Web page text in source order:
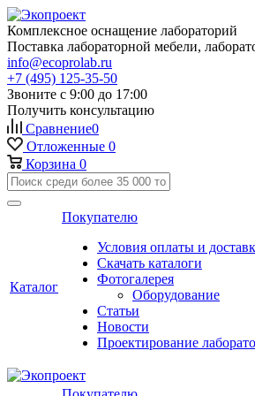
Комплексное оснащение лабораторий
Поставка лабораторной мебели,
info@ecoprolab.ru
+7 (495) 125-35-50
Звоните с 9:00 до 17:00
Получить консультацию
Сравнение0
Отложенные 0
Корзина 0
Каталог
Покупателю
Условия оплаты и
Скачать каталоги
Фотогалерея
Оборудование
Статьи
Новости
Проектирование